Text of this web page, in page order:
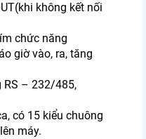
không kết nối
chức năng
giờ vào, ra, tăng
RS – 232/485,
có 15 kiểu chuông
máy.